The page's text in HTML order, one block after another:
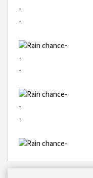
-
-
-
-
-
-
-
-
-